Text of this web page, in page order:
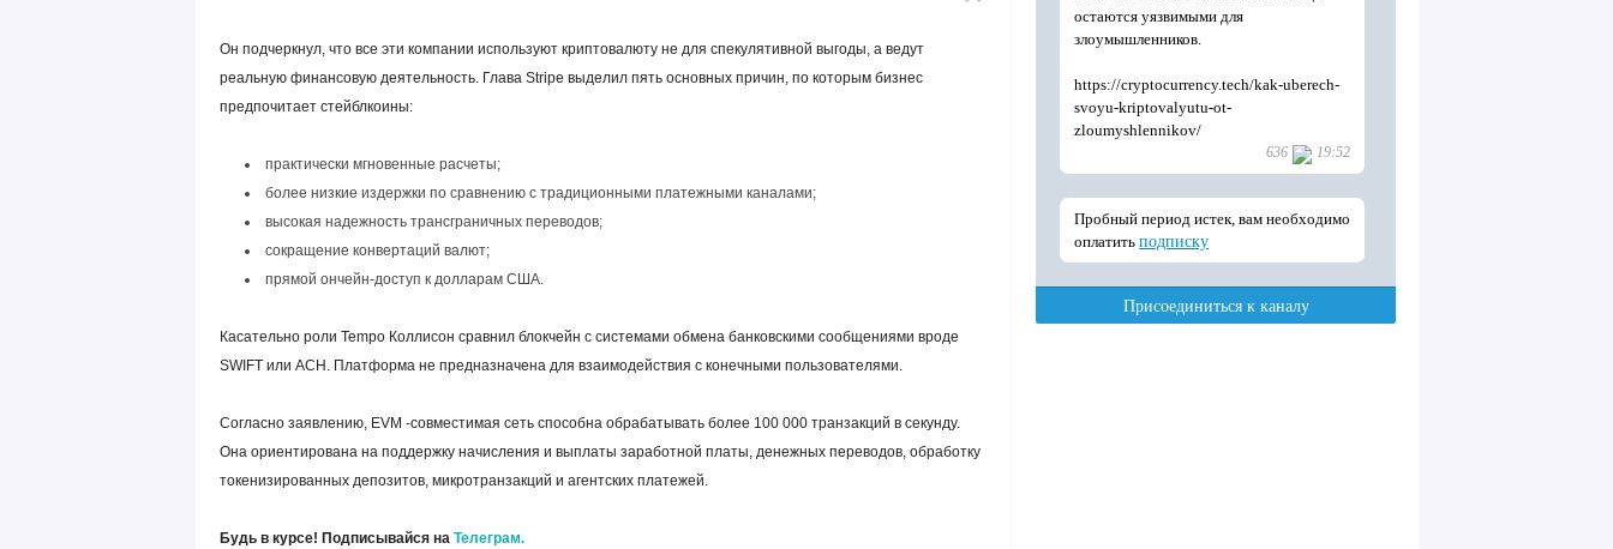
Он подчеркнул, что все эти компании используют криптовалюту не для спекулятивной выгоды, а ведут
реальную финансовую деятельность. Глава Stripe выделил пять основных причин, по которым бизнес
предпочитает стейблкоины:
практически мгновенные расчеты;
более низкие издержки по сравнению с традиционными платежными каналами;
высокая надежность трансграничных переводов;
сокращение конвертаций валют;
прямой ончейн-доступ к долларам США.
Касательно роли Tempo Коллисон сравнил блокчейн с системами обмена банковскими сообщениями вроде
SWIFT или ACH. Платформа не предназначена для взаимодействия с конечными пользователями.
Согласно заявлению, EVM -совместимая сеть способна обрабатывать более 100 000 транзакций в секунду.
Она ориентирована на поддержку начисления и выплаты заработной платы, денежных переводов, обработку
токенизированных депозитов, микротранзакций и агентских платежей.
Будь в курсе! Подписывайся на Телеграм.